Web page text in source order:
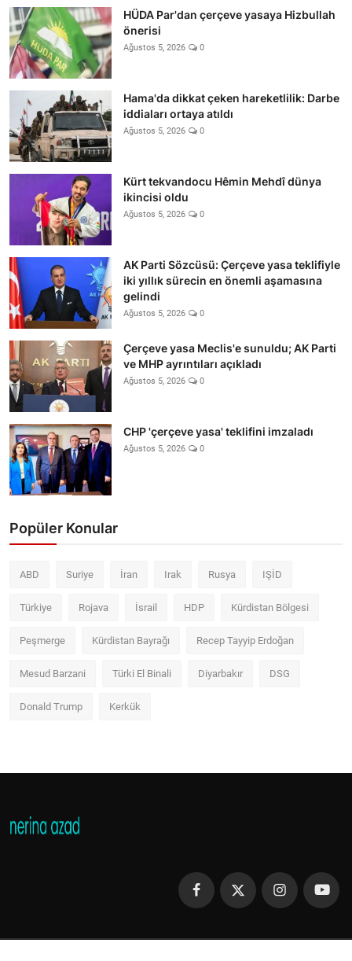
HÜDA Par'dan çerçeve yasaya Hizbullah
önerisi
Ağustos 5, 2026 0
Hama'da dikkat çeken hareketlilik: Darbe
iddiaları ortaya atıldı
Ağustos 5, 2026 0
Kürt tekvandocu Hêmin Mehdî dünya
ikincisi oldu
Ağustos 5, 2026 0
AK Parti Sözcüsü: Çerçeve yasa teklifiyle
iki yıllık sürecin en önemli aşamasına
gelindi
Ağustos 5, 2026 0
Çerçeve yasa Meclis'e sunuldu; AK Parti
ve MHP ayrıntıları açıkladı
Ağustos 5, 2026 0
CHP 'çerçeve yasa' teklifini imzaladı
Ağustos 5, 2026 0
Popüler Konular
ABD Suriye İran Irak Rusya IŞİD
Türkiye Rojava İsrail HDP Kürdistan Bölgesi
Peşmerge Kürdistan Bayrağı Recep Tayyip Erdoğan
Mesud Barzani Türki El Binali Diyarbakır DSG
Donald Trump Kerkük